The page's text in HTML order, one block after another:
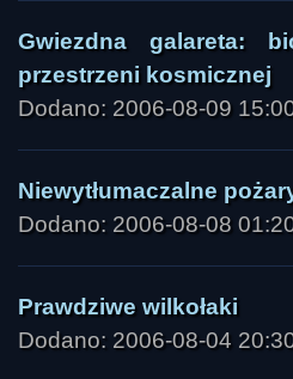
Gwiezdna galareta:
przestrzeni kosmicznej
Dodano: 2006-08-09
Niewytłumaczalne
Dodano: 2006-08-08
Prawdziwe wilkołaki
Dodano: 2006-08-04